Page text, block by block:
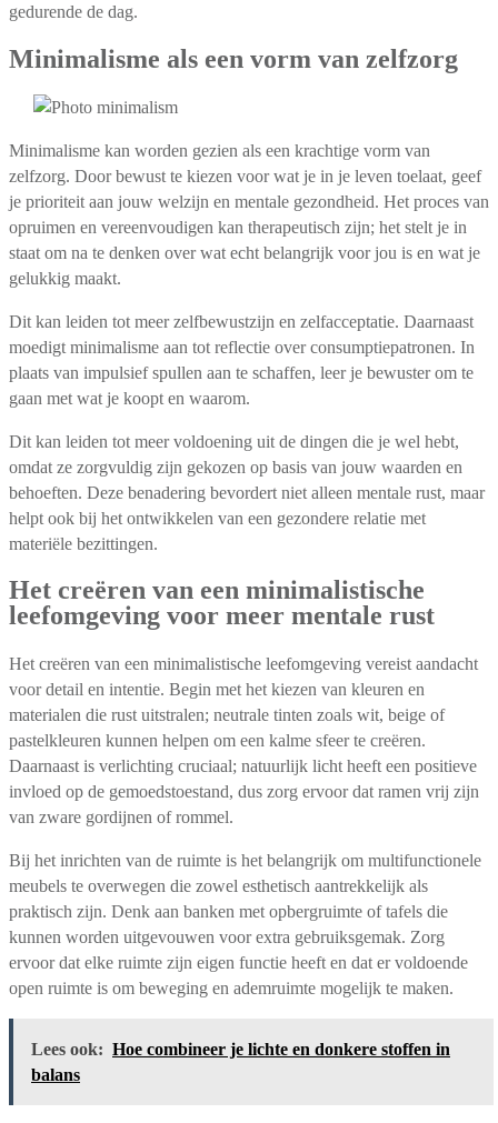
gedurende de dag.
Minimalisme als een vorm van zelfzorg
Minimalisme kan worden gezien als een krachtige vorm van
zelfzorg. Door bewust te kiezen voor wat je in je leven toelaat, geef
je prioriteit aan jouw welzijn en mentale gezondheid. Het proces van
opruimen en vereenvoudigen kan therapeutisch zijn; het stelt je in
staat om na te denken over wat echt belangrijk voor jou is en wat je
gelukkig maakt.
Dit kan leiden tot meer zelfbewustzijn en zelfacceptatie. Daarnaast
moedigt minimalisme aan tot reflectie over consumptiepatronen. In
plaats van impulsief spullen aan te schaffen, leer je bewuster om te
gaan met wat je koopt en waarom.
Dit kan leiden tot meer voldoening uit de dingen die je wel hebt,
omdat ze zorgvuldig zijn gekozen op basis van jouw waarden en
behoeften. Deze benadering bevordert niet alleen mentale rust, maar
helpt ook bij het ontwikkelen van een gezondere relatie met
materiële bezittingen.
Het creëren van een minimalistische
leefomgeving voor meer mentale rust
Het creëren van een minimalistische leefomgeving vereist aandacht
voor detail en intentie. Begin met het kiezen van kleuren en
materialen die rust uitstralen; neutrale tinten zoals wit, beige of
pastelkleuren kunnen helpen om een kalme sfeer te creëren.
Daarnaast is verlichting cruciaal; natuurlijk licht heeft een positieve
invloed op de gemoedstoestand, dus zorg ervoor dat ramen vrij zijn
van zware gordijnen of rommel.
Bij het inrichten van de ruimte is het belangrijk om multifunctionele
meubels te overwegen die zowel esthetisch aantrekkelijk als
praktisch zijn. Denk aan banken met opbergruimte of tafels die
kunnen worden uitgevouwen voor extra gebruiksgemak. Zorg
ervoor dat elke ruimte zijn eigen functie heeft en dat er voldoende
open ruimte is om beweging en ademruimte mogelijk te maken.
Lees ook: Hoe combineer je lichte en donkere stoffen in
balans